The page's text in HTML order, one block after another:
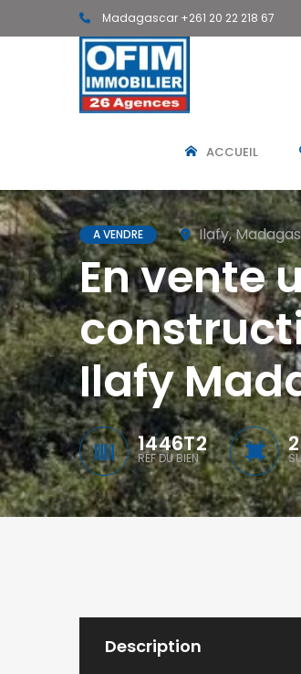
Madagascar +261 20 22 218 67
ACCUEIL
A VENDRE Ilafy,
En vente
Ilafy
1446T2
RÉF DU BIEN
Description